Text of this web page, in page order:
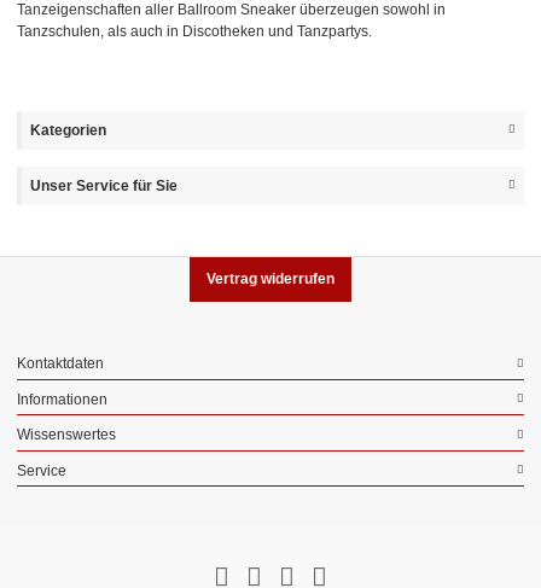
Tanzeigenschaften aller Ballroom Sneaker überzeugen sowohl in
Tanzschulen, als auch in Discotheken und Tanzpartys.
Kategorien
Unser Service für Sie
Vertrag widerrufen
Kontaktdaten
Informationen
Wissenswertes
Service